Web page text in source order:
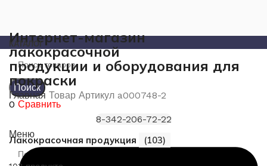
Интернет-магазин
лакокрасочной
продукции и оборудования для
покраски
КАТАЛОГ
Поиск
0 Сравнить
8-342-206-72-22
Меню
Главная Товар Артикул a000748-2
Лакокрасочная продукция (103)